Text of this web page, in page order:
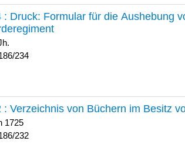
234 : Druck: Formular für die Aushebung
234
232 : Verzeichnis von Büchern im Besitz
1725
232